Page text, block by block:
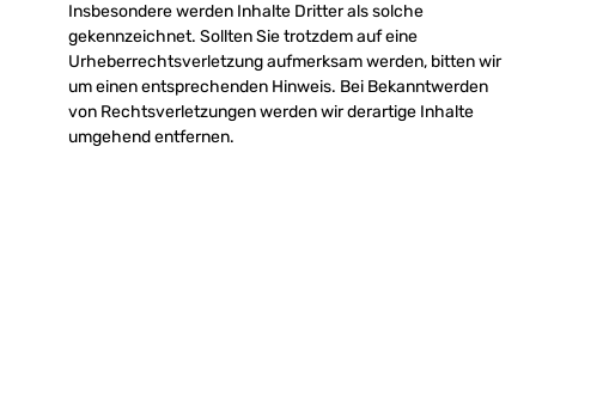
Insbesondere werden Inhalte Dritter als solche
gekennzeichnet. Sollten Sie trotzdem auf eine
Urheberrechtsverletzung aufmerksam werden, bitten wir
um einen entsprechenden Hinweis. Bei Bekanntwerden
von Rechtsverletzungen werden wir derartige Inhalte
umgehend entfernen.